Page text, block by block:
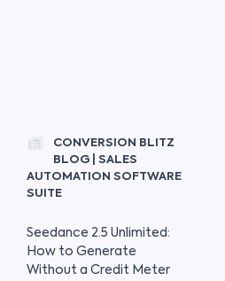
CONVERSION BLITZ
BLOG | SALES
AUTOMATION SOFTWARE
SUITE
Seedance 2.5 Unlimited:
How to Generate
Without a Credit Meter